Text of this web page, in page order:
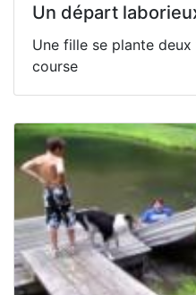
Un départ
Une fille se plante
course